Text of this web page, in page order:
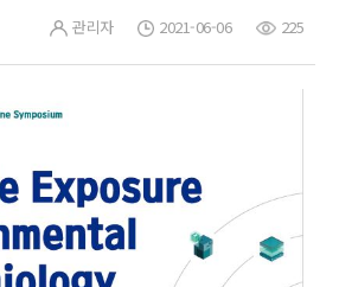
관리자 2021-06-06 225